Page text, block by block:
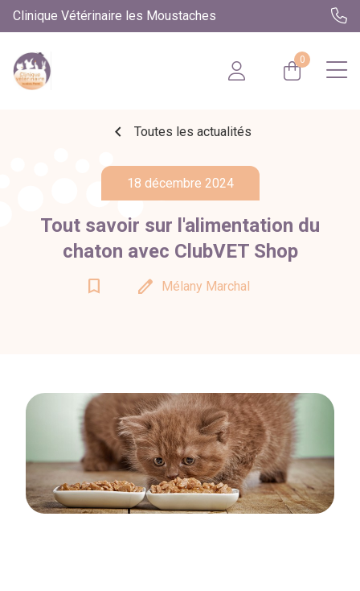
Clinique Vétérinaire les Moustaches
0
chevron_left Toutes les actualités
18 décembre 2024
Tout savoir sur l'​alimentation du
chaton avec ClubVET Shop
bookmark_border
edit Mélany Marchal